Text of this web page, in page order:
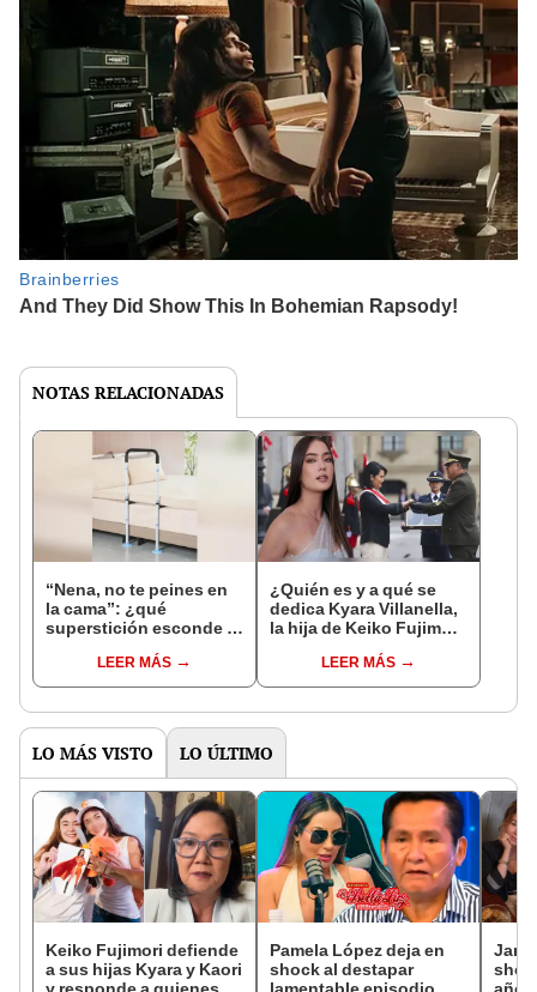
NOTAS RELACIONADAS
“Nena, no te peines en
la cama”: ¿qué
superstición esconde la
Enanitos Verdes?
LEER MÁS
¿Quién es y a qué se
dedica Kyara Villanella,
la hija de Keiko Fujimori
nivel nacional?
LEER MÁS
LO MÁS VISTO LO ÚLTIMO
Keiko Fujimori defiende
a sus hijas Kyara y Kaori
Pamela López deja en
shock al destapar